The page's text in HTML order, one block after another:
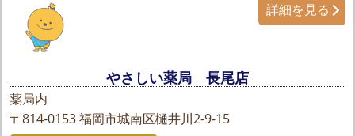
やさしい薬局 長尾店
薬局内
〒814-0153福岡市城南区樋井川2-9-15
詳細を見る